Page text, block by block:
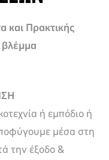
και Πρακτικής
ή εμπόδιο ή
μέσα στη
την έξοδο &